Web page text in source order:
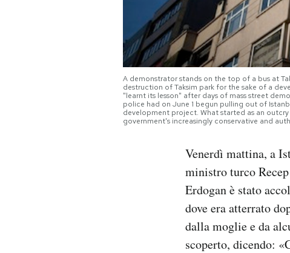
AREA PERSONALE
A demonstrator stands on the top of a bus at
destruction of Taksim park for the sake of a
"learnt its lesson" after days of mass street
police had on June 1 begun pulling out of
development project. What started as an
government's increasingly conservative and
Venerdì mattina, a
ministro turco
Erdogan è stato
dove era atterrato
dalla moglie e da
scoperto, dicendo: